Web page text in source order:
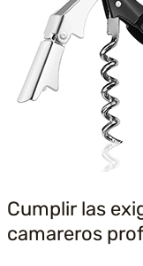
Cumplir las
camareros